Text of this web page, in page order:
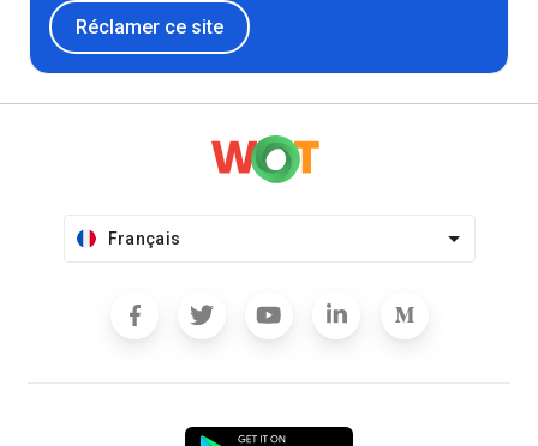
Réclamer ce site
Français